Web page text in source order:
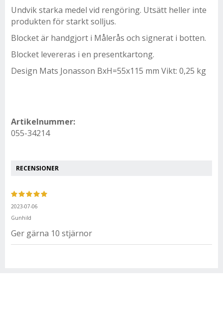
Undvik starka medel vid rengöring. Utsätt heller inte
produkten för starkt solljus.
Blocket är handgjort i Målerås och signerat i botten.
Blocket levereras i en presentkartong.
Design Mats Jonasson BxH=55x115 mm Vikt: 0,25 kg
Artikelnummer:
055-34214
RECENSIONER
2023-07-06
Gunhild
Ger gärna 10 stjärnor